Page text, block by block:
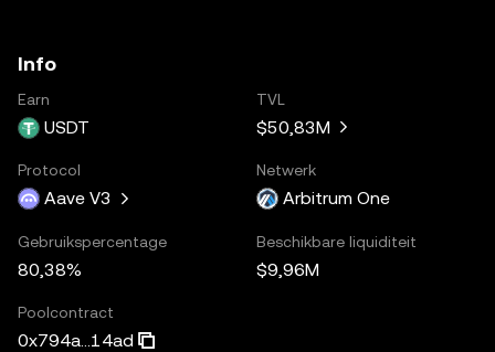
Info
Earn
USDT
TVL
$50,83M
Protocol
Aave V3
Netwerk
Arbitrum One
Gebruikspercentage
80,38%
Beschikbare liquiditeit
$9,96M
Poolcontract
0x794a...14ad